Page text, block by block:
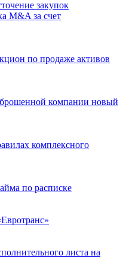
закупок
M&A за счет
по продаже активов
компании новый
комплексного
по расписке
листа на